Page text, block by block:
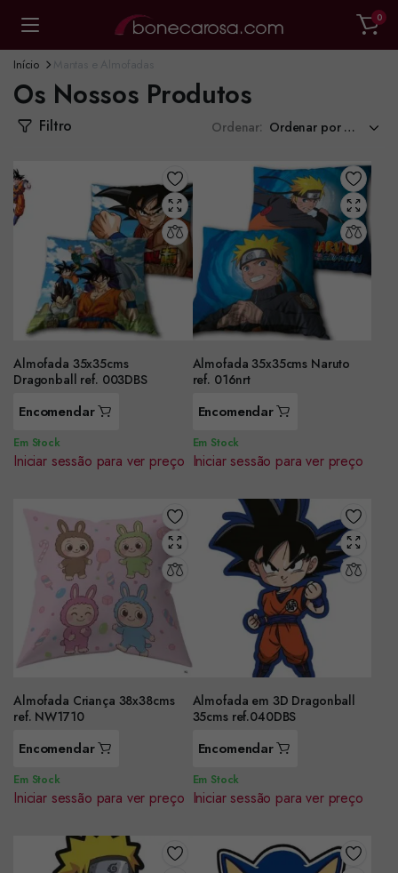
0
Início
Os Nossos Produtos
Filtro Ordenar:
Almofada 35x35cms
Dragonball ref. 003DBS
Encomendar
Em Stock
Iniciar sessão para ver preço
Almofada 35x35cms Naruto
ref. 016nrt
Encomendar
Em Stock
Iniciar sessão para ver preço
Almofada Criança 38x38cms
ref. NW1710
Encomendar
Em Stock
Iniciar sessão para ver preço
Almofada em 3D Dragonball
35cms ref.040DBS
Encomendar
Em Stock
Iniciar sessão para ver preço